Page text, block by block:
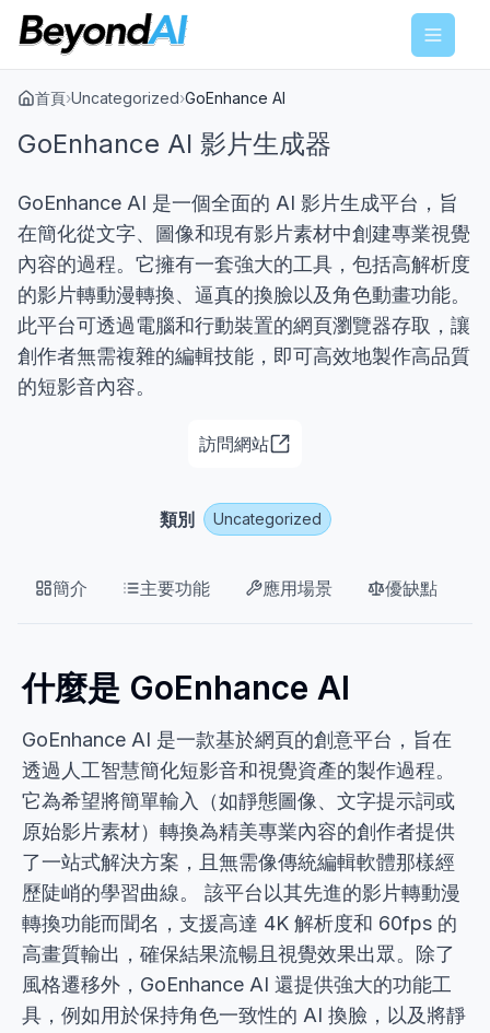
Menu
首頁›Uncategorized›GoEnhance AI
GoEnhance AI 影片生成器
GoEnhance AI 是一個全面的 AI 影片生成平台，旨
在簡化從文字、圖像和現有影片素材中創建專業視覺
內容的過程。它擁有一套強大的工具，包括高解析度
的影片轉動漫轉換、逼真的換臉以及角色動畫功能。
此平台可透過電腦和行動裝置的網頁瀏覽器存取，讓
創作者無需複雜的編輯技能，即可高效地製作高品質
的短影音內容。
訪問網站
類別 Uncategorized
簡介 主要功能 應用場景 優缺點
什麼是 GoEnhance AI
GoEnhance AI 是一款基於網頁的創意平台，旨在
透過人工智慧簡化短影音和視覺資產的製作過程。
它為希望將簡單輸入（如靜態圖像、文字提示詞或
原始影片素材）轉換為精美專業內容的創作者提供
了一站式解決方案，且無需像傳統編輯軟體那樣經
歷陡峭的學習曲線。 該平台以其先進的影片轉動漫
轉換功能而聞名，支援高達 4K 解析度和 60fps 的
高畫質輸出，確保結果流暢且視覺效果出眾。除了
風格遷移外，GoEnhance AI 還提供強大的功能工
具，例如用於保持角色一致性的 AI 換臉，以及將靜